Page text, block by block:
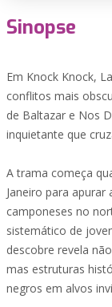
Sinopse
Em Knock Knock,
conflitos mais
de Baltazar e Nos
inquietante que
A trama começa
Janeiro para
camponeses no
sistemático de
descobre revela
mas estruturas
negros em alvos